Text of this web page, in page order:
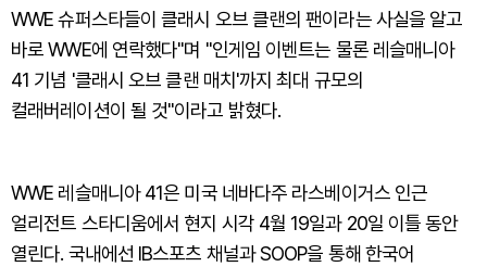
WWE 슈퍼스타들이 클래시 오브 클랜의 팬이라는 사실을 알고
바로 WWE에 연락했다"며 "인게임 이벤트는 물론 레슬매니아
41 기념 '클래시 오브 클랜 매치'까지 최대 규모의
컬래버레이션이 될 것"이라고 밝혔다.
WWE 레슬매니아 41은 미국 네바다주 라스베이거스 인근
얼리전트 스타디움에서 현지 시각 4월 19일과 20일 이틀 동안
열린다. 국내에선 IB스포츠 채널과 SOOP을 통해 한국어